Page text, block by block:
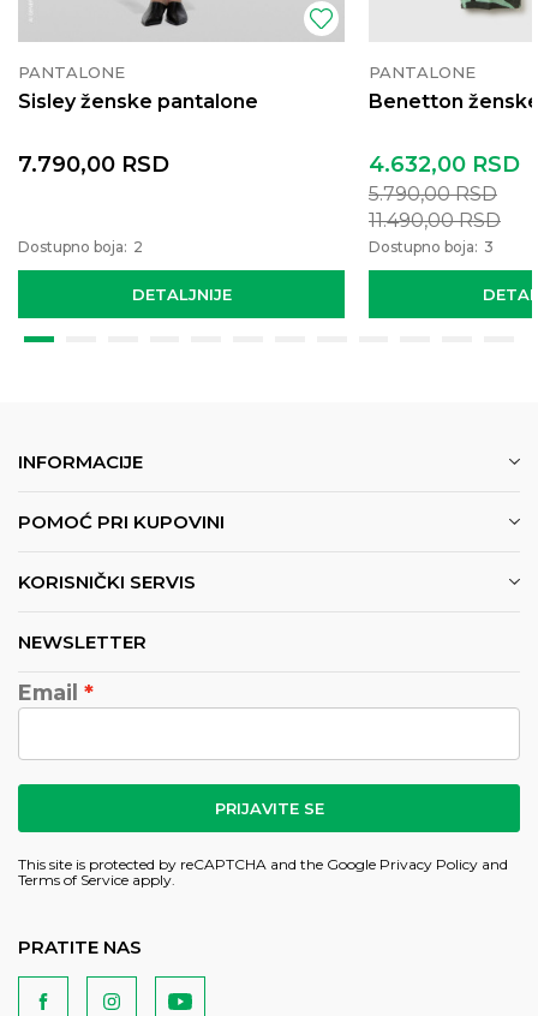
PANTALONE
Sisley ženske pantalone
DETALJNIJE
7.790,00 RSD
Dostupno boja: 2
PANTALONE
Benetton
4.632,00 RSD
5.790,00RSD
11.490,00RSD
Dostupno boja: 3
INFORMACIJE
POMOĆ PRI KUPOVINI
KORISNIČKI SERVIS
NEWSLETTER
Email
PRIJAVITE SE
This site is protected by reCAPTCHA and the Google Privacy Policy and
Terms of Service apply.
PRATITE NAS